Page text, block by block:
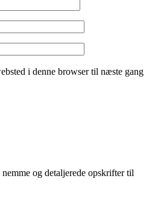
i denne browser til næste gang
og detaljerede opskrifter til